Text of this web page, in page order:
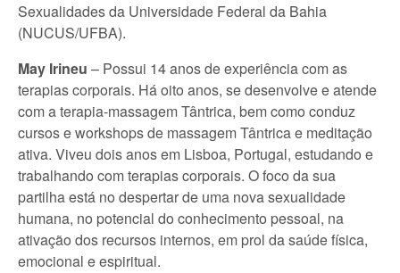
Sexualidades da Universidade Federal da Bahia
(NUCUS/UFBA).
May Irineu – Possui 14 anos de experiência com as
terapias corporais. Há oito anos, se desenvolve e atende
com a terapia-massagem Tântrica, bem como conduz
cursos e workshops de massagem Tântrica e meditação
ativa. Viveu dois anos em Lisboa, Portugal, estudando e
trabalhando com terapias corporais. O foco da sua
partilha está no despertar de uma nova sexualidade
humana, no potencial do conhecimento pessoal, na
ativação dos recursos internos, em prol da saúde física,
emocional e espiritual.